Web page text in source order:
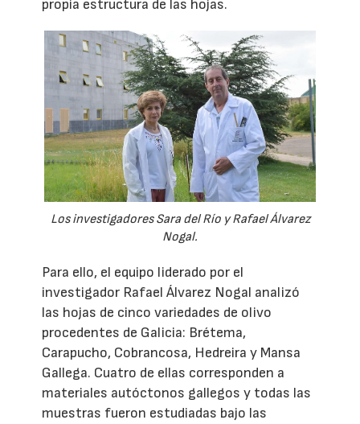
propia estructura de las hojas.
Los investigadores Sara del Río y Rafael Álvarez
Nogal.
Para ello, el equipo liderado por el
investigador Rafael Álvarez Nogal analizó
las hojas de cinco variedades de olivo
procedentes de Galicia: Brétema,
Carapucho, Cobrancosa, Hedreira y Mansa
Gallega. Cuatro de ellas corresponden a
materiales autóctonos gallegos y todas las
muestras fueron estudiadas bajo las